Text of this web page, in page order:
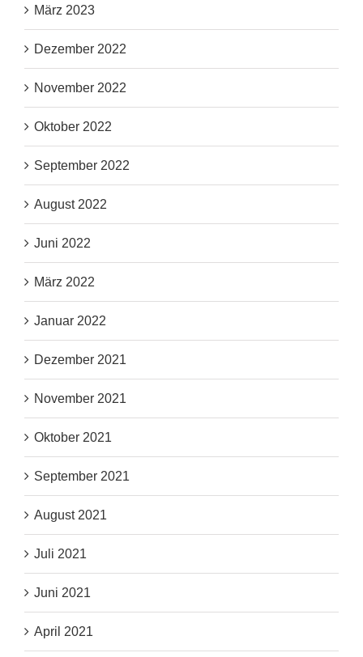
März 2023
Dezember 2022
November 2022
Oktober 2022
September 2022
August 2022
Juni 2022
März 2022
Januar 2022
Dezember 2021
November 2021
Oktober 2021
September 2021
August 2021
Juli 2021
Juni 2021
April 2021